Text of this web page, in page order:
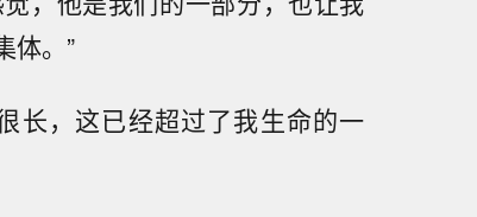
体。”
长，这已经超过了我生命的一